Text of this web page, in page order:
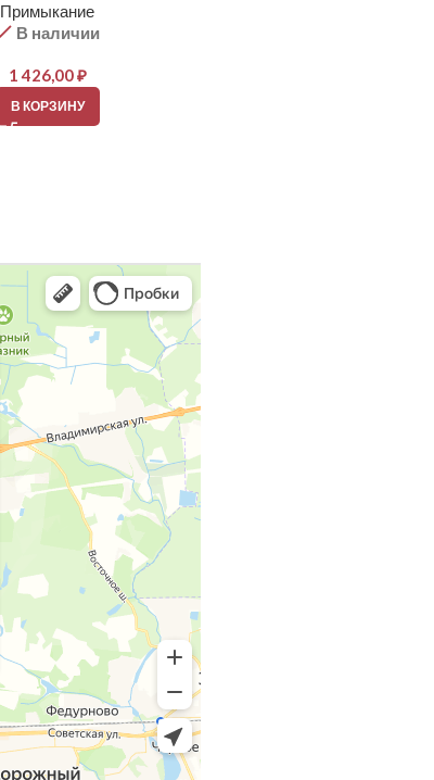
Примыкание
В наличии
1 426,00₽
В КОРЗИНУ